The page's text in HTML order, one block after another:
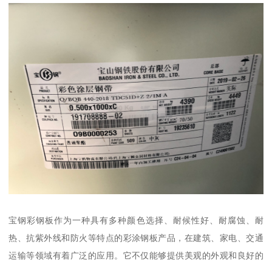
宝钢彩钢板作为一种具有多种颜色选择、耐候性好、耐腐蚀、耐
热、抗紫外线和防火等特点的彩涂钢板产品，在建筑、家电、交通
运输等领域有着广泛的应用。它不仅能够提供美观的外观和良好的